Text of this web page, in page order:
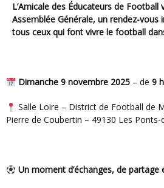
L’Amicale des Éducateurs de
Assemblée Générale, un rendez-vous
tous ceux qui font vivre le football
Dimanche 9 novembre 2025– de 9
Salle Loire – District de Football de
Pierre de Coubertin – 49130 Les Ponts-
Un moment d’échanges, de partage